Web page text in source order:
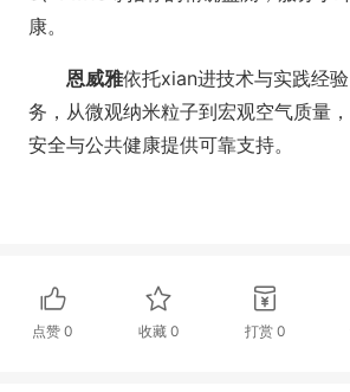
康。
恩威雅依托xian进技术与实践经
务，从微观纳米粒子到宏观空气质量
安全与公共健康提供可靠支持。
点赞0 收藏 0 打赏 0